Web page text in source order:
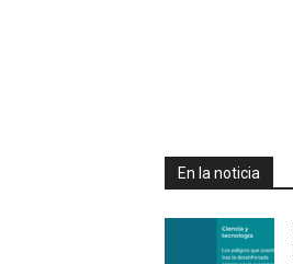
En la noticia